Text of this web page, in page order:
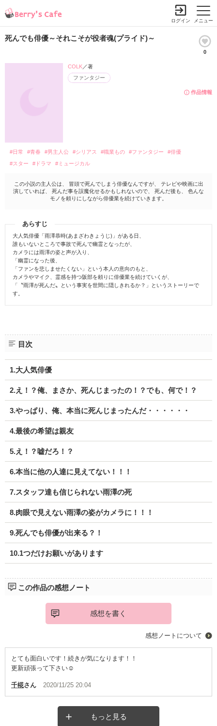
メニュー
ログイン
死んでも俳優～それこそが役者魂(プライド)～
0
作品情報
ファンタジー
COLK／著
#日常 #青春 #男主人公 #シリアス #職業もの #ファンタジー
#俳優
#スター
#ドラマ #ミュージカル
この小説の主人公は、 冒頭で死んでしまう俳優なんですが、 テレビや映画に出
演していれば、 死んだ事を誤魔化せるかもしれないので、 死んだ後も、 色んな
モノを頼りにしながら俳優業を続けていきます。
あらすじ
大人気俳優「雨澤恭時(あまざわきょうじ)」がある日、
誰もいないところで事故で死んで幽霊となったが、
カメラには雨澤の姿と声が入り、
「幽霊になった後、
「ファンを悲しませたくない」という本人の意向のもと、
カメラやマイク、霊感を持つ阪部を頼りに俳優業を続けていくが、
「〝雨澤が死んだ〟という事実を世間に隠しきれるか？」というストーリーで
す。
目次
1.大人気俳優
2.え！？俺、まさか、死んじまったの！？でも、何で！？
3.やっぱり、俺、本当に死んじまったんだ・・・・・・
4.最後の希望は親友
5.え！？嘘だろ！？
6.本当に他の人達に見えてない！！！
7.スタッフ達も信じられない雨澤の死
8.肉眼で見えない雨澤の姿がカメラに！！！
9.死んでも俳優が出来る？！
10.1つだけお願いがあります
この作品の感想ノート
感想を書く
感想ノートについて
とても面白いです！続きが気になります！！
更新頑張って下さい☺️
千椛さん 2020/11/25 20:04
もっと見る